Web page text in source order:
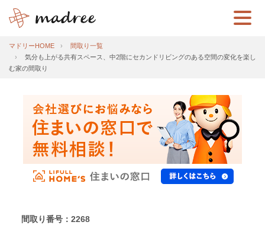
マドリーHOME
間取り一覧
気分も上がる共有スペース、中2階にセカンドリビングのある空間の変化を楽し
む家の間取り
間取り番号：2268